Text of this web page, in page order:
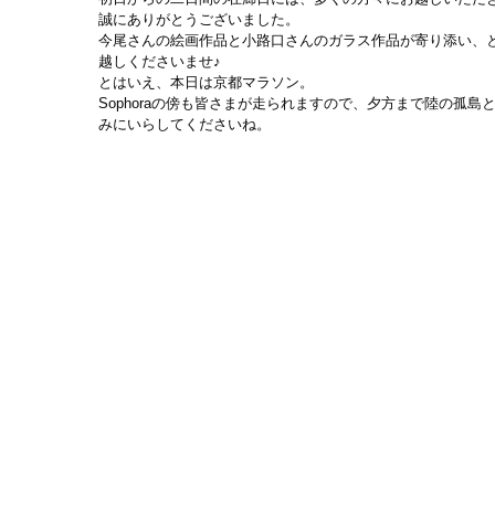
誠にありがとうございました。
今尾さんの絵画作品と小路口さんのガラス作品が寄り添い
越しくださいませ♪
とはいえ、本日は京都マラソン。
Sophoraの傍も皆さまが走られますので、夕方まで陸の孤島
みにいらしてくださいね。